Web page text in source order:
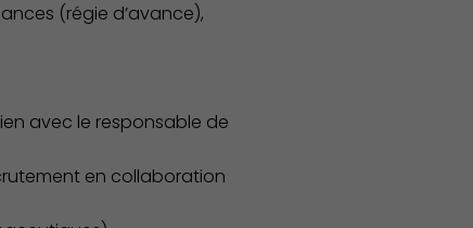
(régie d’avance),
avec le responsable de
en collaboration